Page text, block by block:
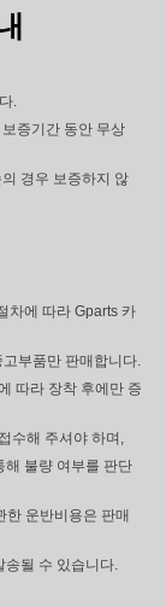
.
증기간 동안 무상
경우 보증하지 않
차에 따라 Gparts 카
부품만 판매합니다.
따라 장착 후에만 증
수해 주셔야 하며,
해 불량 여부를 판단
한 운반비용은 판매
송될 수 있습니다.